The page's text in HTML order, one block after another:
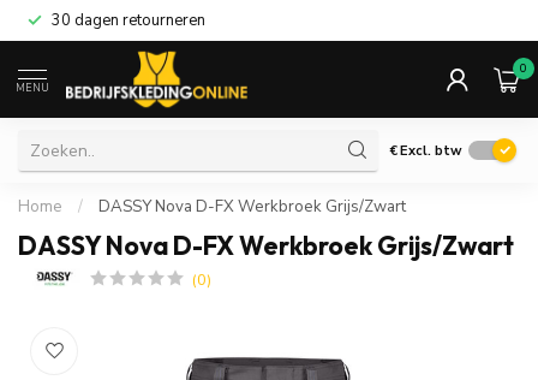
30 dagen retourneren
MENU
0
€Excl. btw
Home / DASSY Nova D-FX Werkbroek Grijs/Zwart
DASSY Nova D-FX Werkbroek Grijs/Zwart
(0)